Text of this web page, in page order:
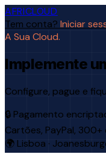
AFRICLOUD
Tem conta? Iniciar
A Sua Cloud.
Implemente
Configure, pague e
🔒 Pagamento
Cartões, PayPal,
🌍 Lisboa ·